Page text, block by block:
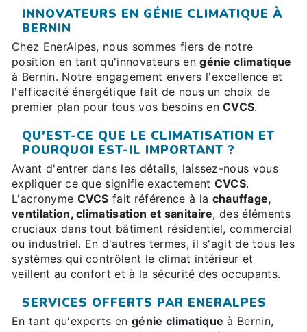
INNOVATEURS EN GÉNIE CLIMATIQUE À
BERNIN
Chez EnerAlpes, nous sommes fiers de notre
position en tant qu'innovateurs engénie climatique
à Bernin. Notre engagement envers l'excellence et
l'efficacité énergétique fait de nous un choix de
premier plan pour tous vos besoins enCVCS.
QU'EST-CE QUE LE CLIMATISATION ET
POURQUOI EST-IL IMPORTANT ?
Avant d'entrer dans les détails, laissez-nous vous
expliquer ce que signifie exactement CVCS.
L'acronyme CVCS fait référence à la chauffage,
ventilation, climatisation et sanitaire, des éléments
cruciaux dans tout bâtiment résidentiel, commercial
ou industriel. En d'autres termes, il s'agit de tous les
systèmes qui contrôlent le climat intérieur et
veillent au confort et à la sécurité des occupants.
SERVICES OFFERTS PAR ENERALPES
En tant qu'experts engénie climatique à Bernin,